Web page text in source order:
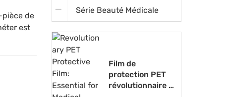
pièce de
est
Série Beauté Médicale
Film de
protection PET
révolutionnaire :